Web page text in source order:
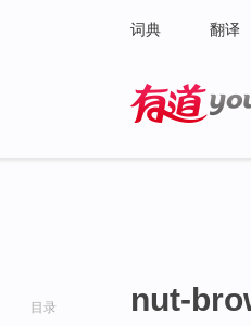
词典 翻译
目录 nut-